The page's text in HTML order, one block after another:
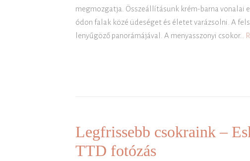
megmozgatja. Összeállításunk krém-barna vonalai
ódon falak közé üdeséget és életet varázsolni. A
lenyűgöző panorámájával. A menyasszonyi csokor…
Legfrissebb csokraink –
TTD fotózás